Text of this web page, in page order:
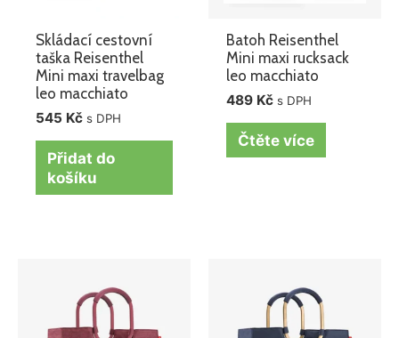
Skládací cestovní
taška Reisenthel
Mini maxi travelbag
leo macchiato
545 Kč s DPH
Přidat do
košíku
Batoh Reisenthel
Mini maxi rucksack
leo macchiato
489 Kč s DPH
Čtěte více